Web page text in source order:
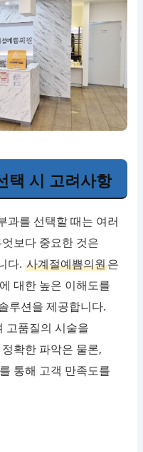
택 시 고려사항
과를 선택할 때는 여러
보다 중요한 것은
다.사계절예쁨의원은
대한 높은 이해도를
루션을 제공합니다.
고품질의 시술을
확한 파악은 물론,
통해 고객 만족도를